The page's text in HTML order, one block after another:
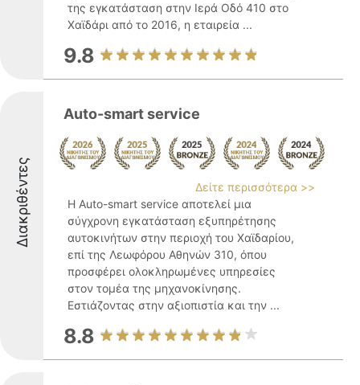
της εγκατάσταση στην Ιερά Οδό 410 στο
Χαϊδάρι από το 2016, η εταιρεία ...
9.8
Διακριθέντες
Auto-smart service
Δείτε περισσότερα >>
Η Auto-smart service αποτελεί μια
σύγχρονη εγκατάσταση εξυπηρέτησης
αυτοκινήτων στην περιοχή του Χαϊδαρίου,
επί της Λεωφόρου Αθηνών 310, όπου
προσφέρει ολοκληρωμένες υπηρεσίες
στον τομέα της μηχανοκίνησης.
Εστιάζοντας στην αξιοπιστία και την ...
8.8